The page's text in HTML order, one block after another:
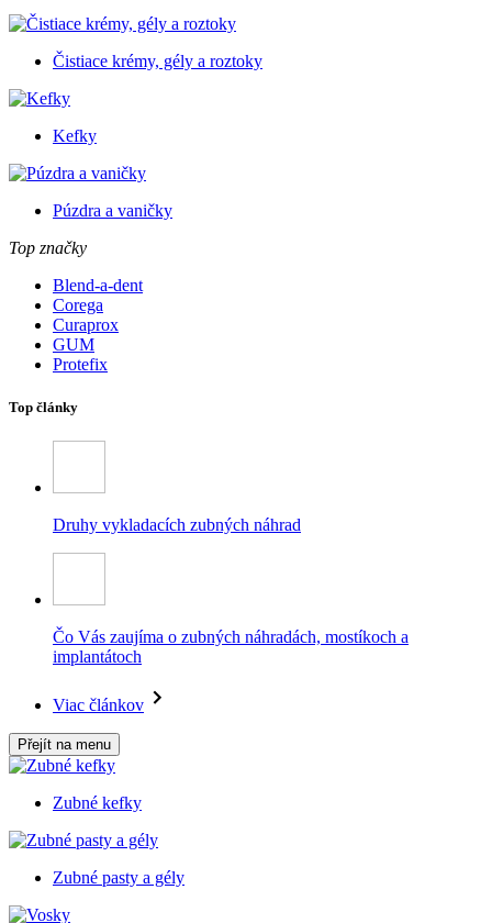
Čistiace krémy, gély a roztoky
Kefky
Púzdra a vaničky
Top značky
Blend-a-dent
Corega
Curaprox
GUM
Protefix
Top články
Druhy vykladacích zubných náhrad
Čo Vás zaujíma o zubných náhradách, mostíkoch a
implantátoch
Viac článkov
Přejít na menu
Zubné kefky
Zubné pasty a gély